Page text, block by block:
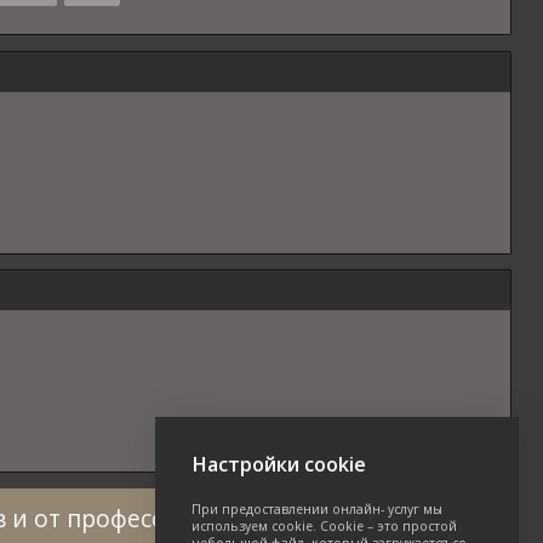
от профессионалов в области зеленых
Настройки cookie
При предоставлении онлайн- услуг мы
используем cookie. Cookie – это простой